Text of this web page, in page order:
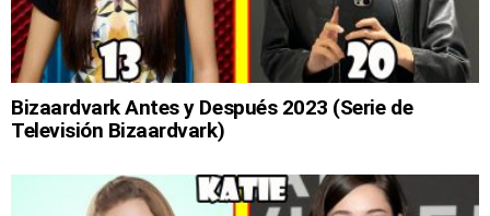
Bizaardvark Antes y Después 2023 (Serie de
Televisión Bizaardvark)